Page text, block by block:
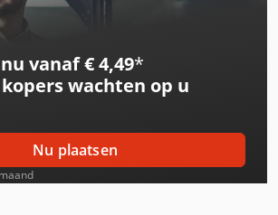
vanaf € 4,49*
wachten op u
Nu plaatsen